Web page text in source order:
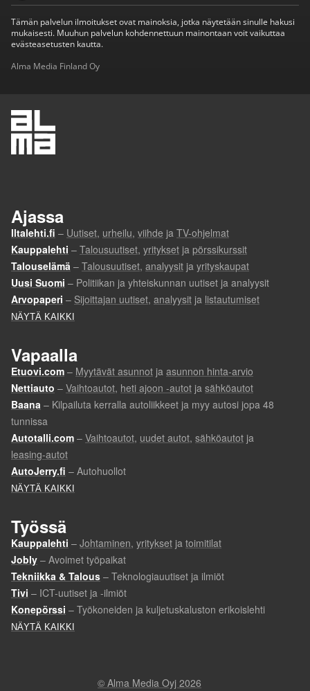
Tämän palvelun ilmoitukset ovat mainoksia, jotka näytetään sinulle hakusi
mukaisesti. Muuhun palvelun kohdennettuun mainontaan voit vaikuttaa
evästeasetusten kautta.
Alma Media Finland Oy